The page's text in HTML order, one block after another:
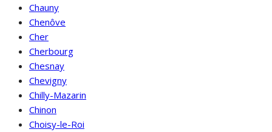
Chauny
Chenôve
Cher
Cherbourg
Chesnay
Chevigny
Chilly-Mazarin
Chinon
Choisy-le-Roi